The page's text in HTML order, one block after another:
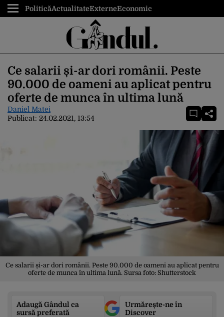
PoliticăActualitateExterneEconomic
Ce salarii și-ar dori românii. Peste
90.000 de oameni au aplicat pentru
oferte de munca în ultima lună
Daniel Matei
Publicat: 24.02.2021, 13:54
Ce salarii și-ar dori românii. Peste 90.000 de oameni au aplicat pentru
oferte de munca în ultima lună. Sursa foto: Shutterstock
Adaugă Gândul ca
sursă preferată
Urmărește-ne în
Discover